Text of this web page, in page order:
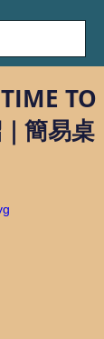
TO
簡易桌